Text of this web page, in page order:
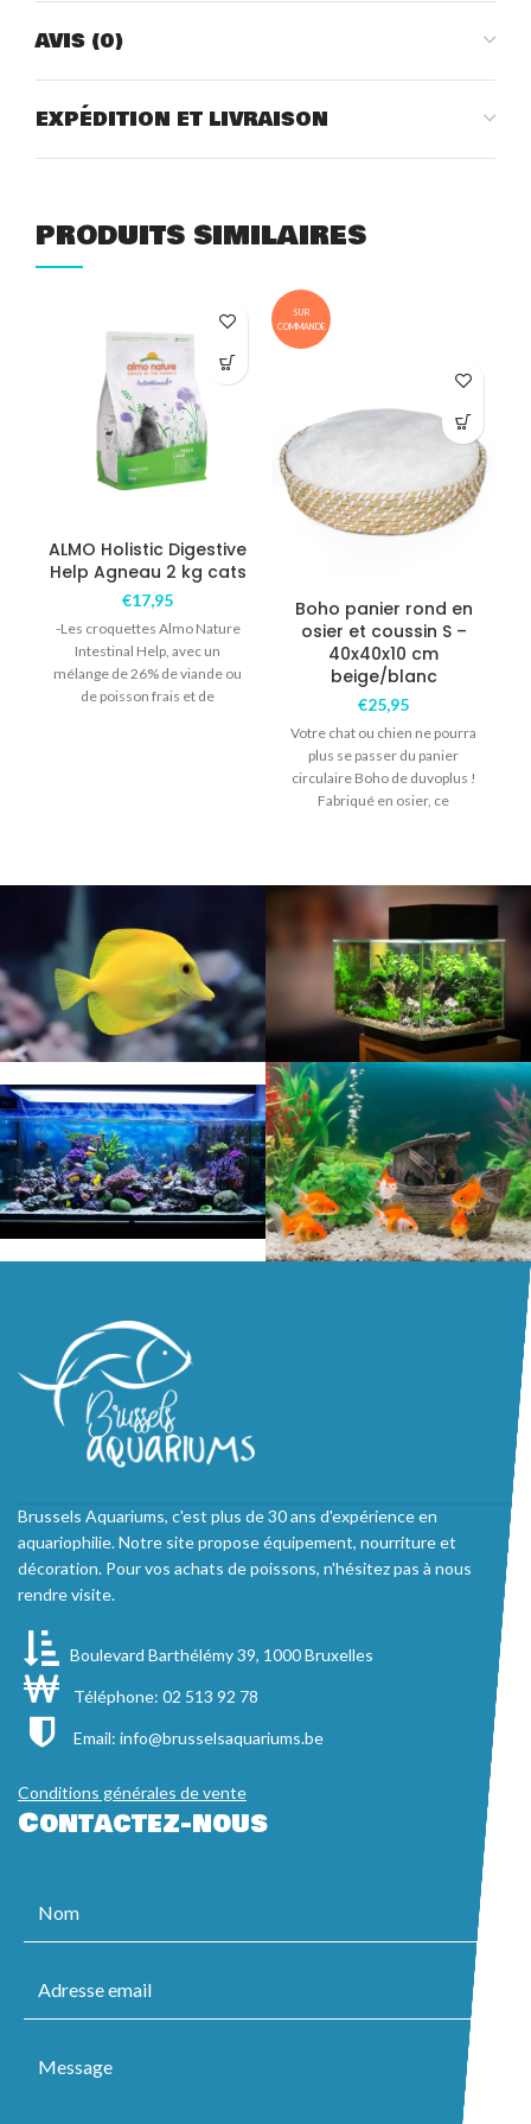
AVIS (0)
EXPÉDITION ET LIVRAISON
PRODUITS SIMILAIRES
ALMO Holistic Digestive
Help Agneau 2 kg cats
€17,95
-Les croquettes Almo Nature
Intestinal Help, avec un
mélange de 26% de viande ou
de poisson frais et de
SUR
COMMANDE
Boho panier rond en
osier et coussin S –
40x40x10 cm
beige/blanc
€25,95
Votre chat ou chien ne pourra
plus se passer du panier
circulaire Boho de duvoplus !
Fabriqué en osier, ce
Brussels Aquariums, c'est plus de 30 ans d'expérience en
aquariophilie. Notre site propose équipement, nourriture et
décoration. Pour vos achats de poissons, n'hésitez pas à nous
rendre visite.
Boulevard Barthélémy 39, 1000 Bruxelles
Téléphone: 02 513 92 78
Email: info@brusselsaquariums.be
Conditions générales de vente
Contactez-nous